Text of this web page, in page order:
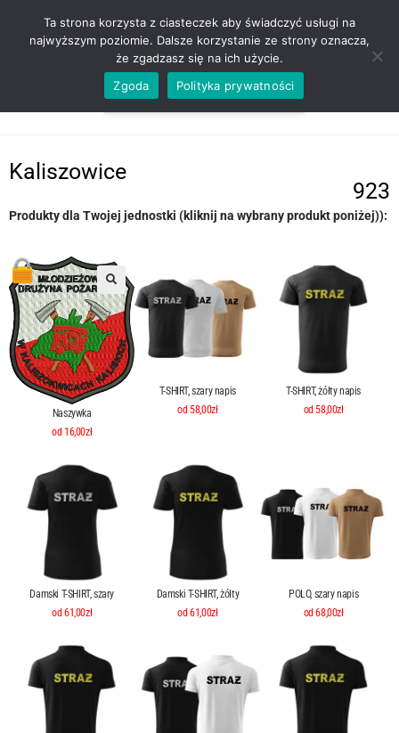
ZADZWOŃ TEL. 600 352 938
Kaliszowice
923
Produkty dla Twojej jednostki (kliknij na wybrany produkt poniżej)):
Naszywka
od 16,00zł
T-SHIRT, szary napis
od 58,00zł
T-SHIRT, żółty napis
od 58,00zł
Damski T-SHIRT, szary
od 61,00zł
Damski T-SHIRT, żółty
od 61,00zł
POLO, szary napis
od 68,00zł
Ta strona korzysta z ciasteczek aby świadczyć usługi na
najwyższym poziomie. Dalsze korzystanie ze strony oznacza,
że zgadzasz się na ich użycie.
Zgoda
Polityka prywatności